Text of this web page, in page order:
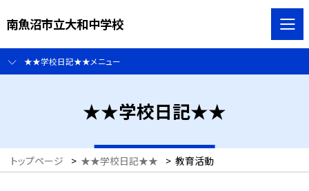
南魚沼市立大和中学校
★★学校日記★★メニュー
★★学校日記★★
トップページ > ★★学校日記★★ > 教育活動